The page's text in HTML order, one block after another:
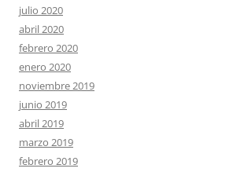
julio 2020
abril 2020
febrero 2020
enero 2020
noviembre 2019
junio 2019
abril 2019
marzo 2019
febrero 2019